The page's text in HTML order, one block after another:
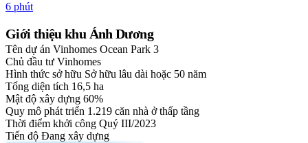
6 phút
Giới thiệu khu Ánh Dương
Tên dự án Vinhomes Ocean Park 3
Chủ đầu tư Vinhomes
Hình thức sở hữu Sở hữu lâu dài hoặc 50 năm
Tổng diện tích 16,5 ha
Mật độ xây dựng 60%
Quy mô phát triển 1.219 căn nhà ở thấp tầng
Thời điểm khởi công Quý III/2023
Tiến độ Đang xây dựng